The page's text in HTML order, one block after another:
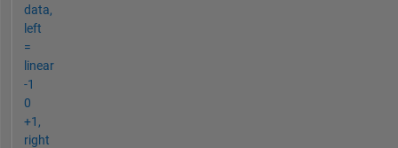
data,
left
=
linear
-1
0
+1,
right